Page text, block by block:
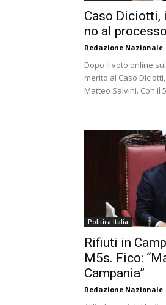
Caso Diciotti,
no al
Redazione Nazionale
Dopo il voto online
merito al Caso
Matteo Salvini. Con il
Politica Italia
Rifiuti in
M5s. Fico:
Campania”
Redazione Nazionale